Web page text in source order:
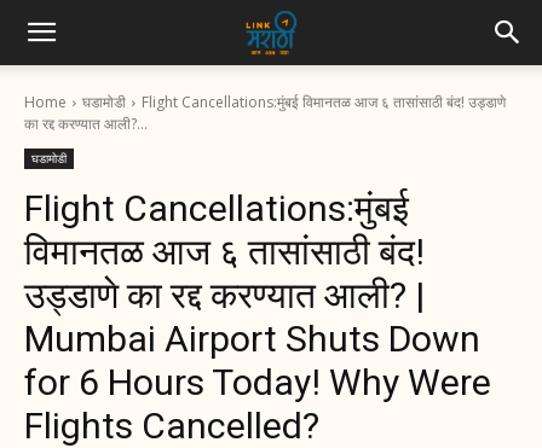
Home घडामोडी
Flight Cancellations:मुंबई विमानतळ आज ६ तासांसाठी बंद! उड्डाणे
का रद्द करण्यात आली?...
घडामोडी
Flight Cancellations:मुंबई
विमानतळ आज ६ तासांसाठी बंद!
उड्डाणे का रद्द करण्यात आली? |
Mumbai Airport Shuts Down
for 6 Hours Today! Why Were
Flights Cancelled?